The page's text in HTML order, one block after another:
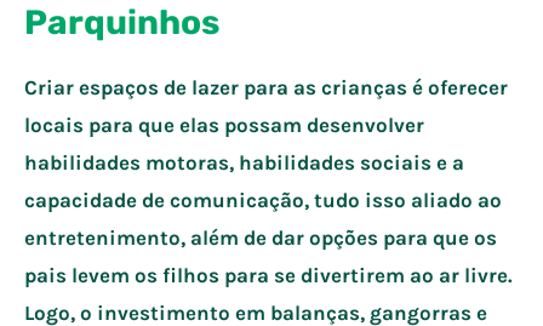
Parquinhos
Criar espaços de lazer para as crianças é oferecer
locais para que elas possam desenvolver
habilidades motoras, habilidades sociais e a
capacidade de comunicação, tudo isso aliado ao
entretenimento, além de dar opções para que os
pais levem os filhos para se divertirem ao ar livre.
Logo, o investimento em balanças, gangorras e